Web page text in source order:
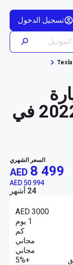
تسجيل الدخول
Tesla
Model Y أبيض 2022 في
السعر الشهري
AED 8 499
AED 50 994
24 أشهر
AED 3000
1 يوم
كم
مجاني
مجاني
+5%